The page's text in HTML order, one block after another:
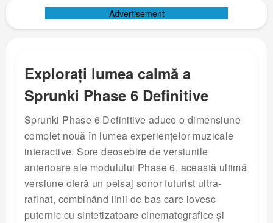
Advertisement
Explorați lumea calmă a
Sprunki Phase 6 Definitive
Sprunki Phase 6 Definitive aduce o dimensiune
complet nouă în lumea experiențelor muzicale
interactive. Spre deosebire de versiunile
anterioare ale modulului Phase 6, această ultimă
versiune oferă un peisaj sonor futurist ultra-
rafinat, combinând linii de bas care lovesc
puternic cu sintetizatoare cinematografice și